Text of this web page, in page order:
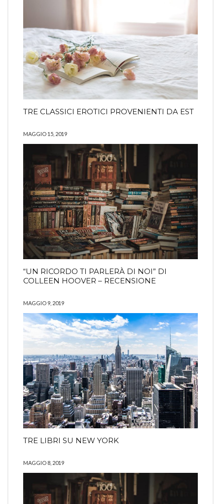
TRE CLASSICI EROTICI PROVENIENTI DA EST
MAGGIO 15, 2019
“UN RICORDO TI PARLERÀ DI NOI” DI
COLLEEN HOOVER – RECENSIONE
MAGGIO 9, 2019
TRE LIBRI SU NEW YORK
MAGGIO 8, 2019